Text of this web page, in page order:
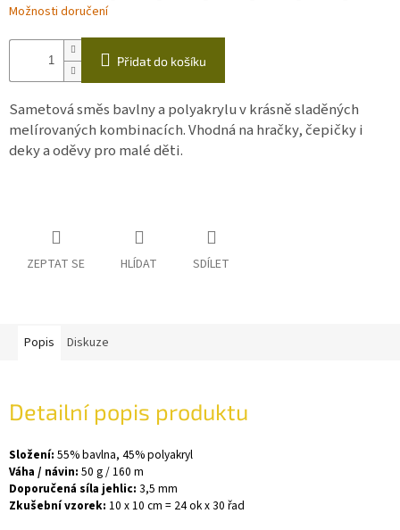
Možnosti doručení
Přidat do košíku
Sametová směs bavlny a polyakrylu v krásně sladěných
melírovaných kombinacích. Vhodná na hračky, čepičky i
deky a oděvy pro malé děti.
ZEPTAT SE HLÍDAT SDÍLET
Popis Diskuze
Detailní popis produktu
Složení: 55% bavlna, 45% polyakryl
Váha / návin: 50 g / 160 m
Doporučená síla jehlic: 3,5 mm
Zkušební vzorek: 10 x 10 cm = 24 ok x 30 řad